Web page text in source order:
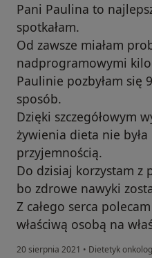
Pani Paulina to
spotkałam.
Od zawsze miałam
nadprogramowymi
Paulinie pozbyłam się
sposób.
Dzięki szczegółowym
żywienia dieta nie
przyjemnością.
Do dzisiaj korzystam z
bo zdrowe nawyki
Z całego serca
właściwą osobą na
20 sierpnia 2021 • Dietetyk